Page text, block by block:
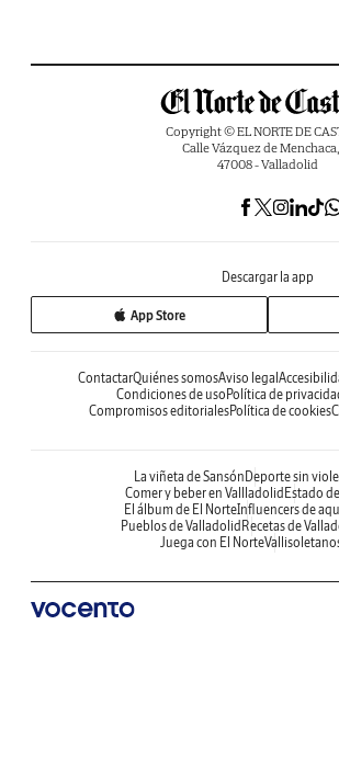
Copyright © EL NORTE DE
Calle Vázquez de
47008 - Valladolid
Descargar la app
App Store
ContactarQuiénes somosAviso legal
Condiciones de uso Política de
Compromisos editorialesPolítica de cookies
La viñeta de Sansón Deporte sin
Comer y beber en Vallladolid Estado
El álbum de El NorteInfluencers de
Pueblos de Valladolid Recetas de
Juega con El Norte